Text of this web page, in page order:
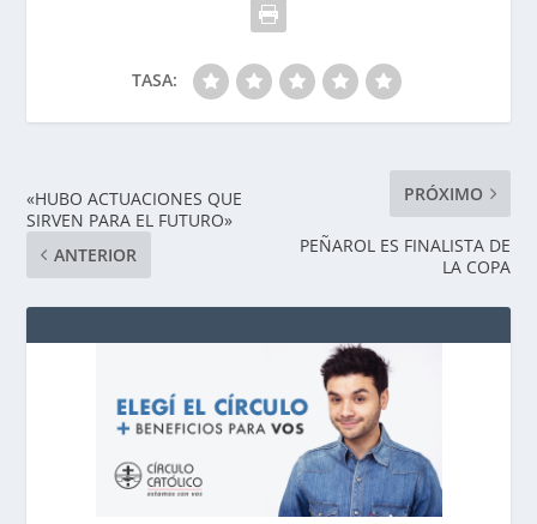
TASA:
«HUBO ACTUACIONES QUE
SIRVEN PARA EL FUTURO»
ANTERIOR
PRÓXIMO
PEÑAROL ES FINALISTA DE
LA COPA